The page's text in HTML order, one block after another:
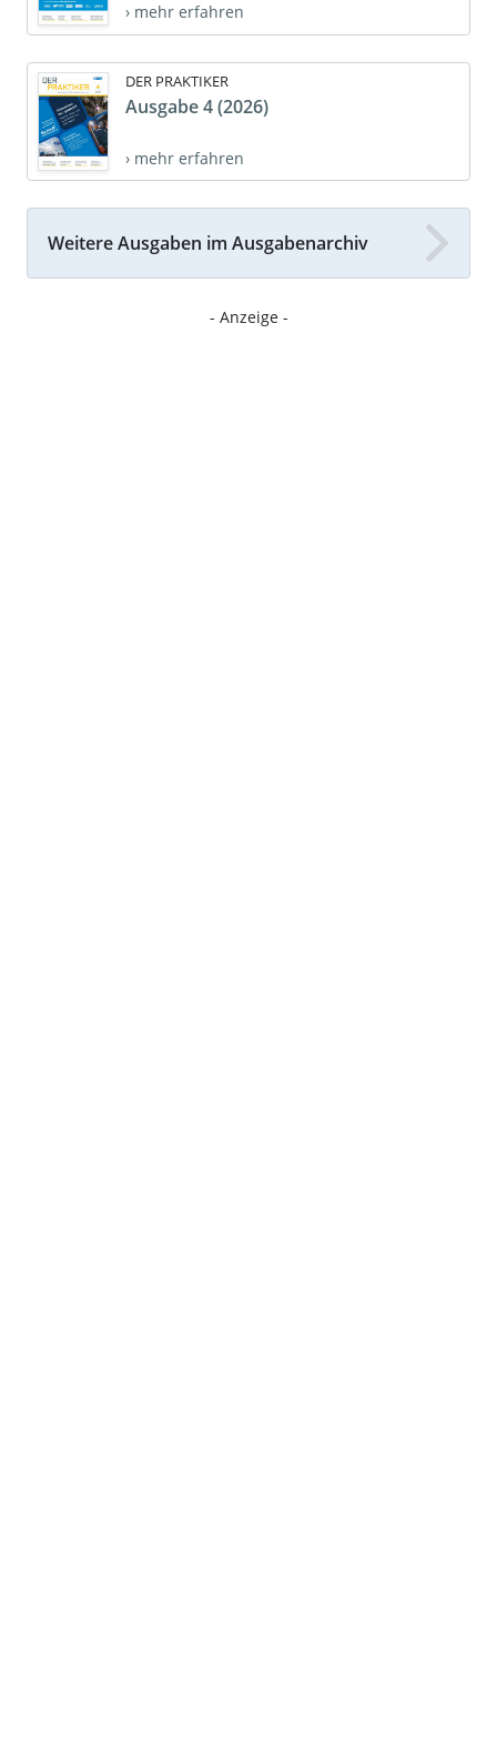
› mehr erfahren
DER PRAKTIKER
Ausgabe 4 (2026)
› mehr erfahren
Weitere Ausgaben im Ausgabenarchiv
- Anzeige -